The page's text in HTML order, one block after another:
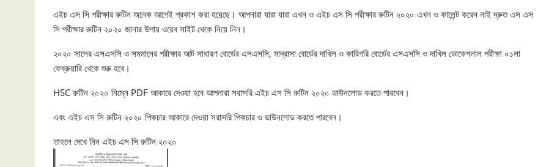
এইচ এস সি পরীক্ষার রুটিন অনেক আগেই প্রকাশ করা হয়েছে। আপনারা যারা যারা এখন ও এইচ এস সি পরীক্ষার রুটিন ২০২০ এখন ও কালেন্ট করেন নাই দ্রুত এস এস
সি পরীক্ষার রুটিন ২০২০ জানার উপায় ওয়েব সাইট থেকে নিয়ে নিন।
২০২০ সালের এসএসসি ও সমমানের পরীক্ষার আট সাধারণ বোর্ডের এসএসসি, মাদ্রাসা বোর্ডের দাখিল ও কারিগরি বোর্ডের এসএসসি ও দাখিল ভোকেশনাল পরীক্ষা ০১লা
ফেব্রুয়ারি থেকে শুরু হবে।
HSC রুটিন ২০২০ নিম্নে PDF আকারে দেওয়া হবে আপনারা সরাসরি এইচ এস সি রুটিন ২০২০ ডাউনলোড করতে পারবেন।
এবং এইচ এস সি রুটিন ২০২০ পিকচার আকারে দেওয়া সরাসরি পিকচার ও ডাউনলোড করতে পারবেন।
তাহলে দেখে নিন এইচ এস সি রুটিন ২০২০